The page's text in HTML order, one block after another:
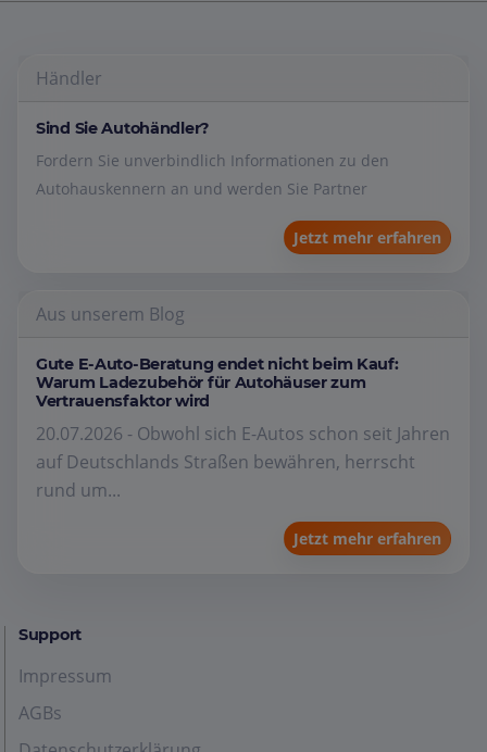
Händler
Sind Sie Autohändler?
Fordern Sie unverbindlich Informationen zu den
Autohauskennern an und werden Sie Partner
Jetzt mehr erfahren
Aus unserem Blog
Gute E-Auto-Beratung endet nicht beim Kauf:
Warum Ladezubehör für Autohäuser zum
Vertrauensfaktor wird
20.07.2026 - Obwohl sich E-Autos schon seit Jahren
auf Deutschlands Straßen bewähren, herrscht
rund um...
Jetzt mehr erfahren
Support
Impressum
AGBs